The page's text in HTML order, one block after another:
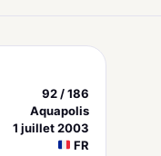
92 / 186
Aquapolis
1 juillet 2003
FR